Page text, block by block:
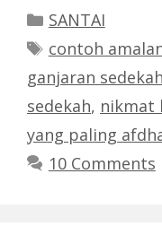
Categories
SANTAI
Tags
contoh
ganjaran sedekah
sedekah, nikmat
yang paling
10 Comments